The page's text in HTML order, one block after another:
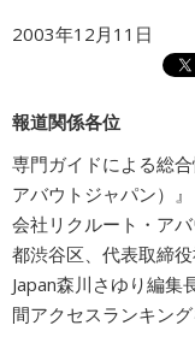
サービス
採用情報
プレスリリース
広告商品のご案内
2003年12月11日
報道関係各位
専門ガイドによる総
アバウトジャパン）
会社リクルート・ア
都渋谷区、代表取締
Japan森川さゆり編集
間アクセスランキン